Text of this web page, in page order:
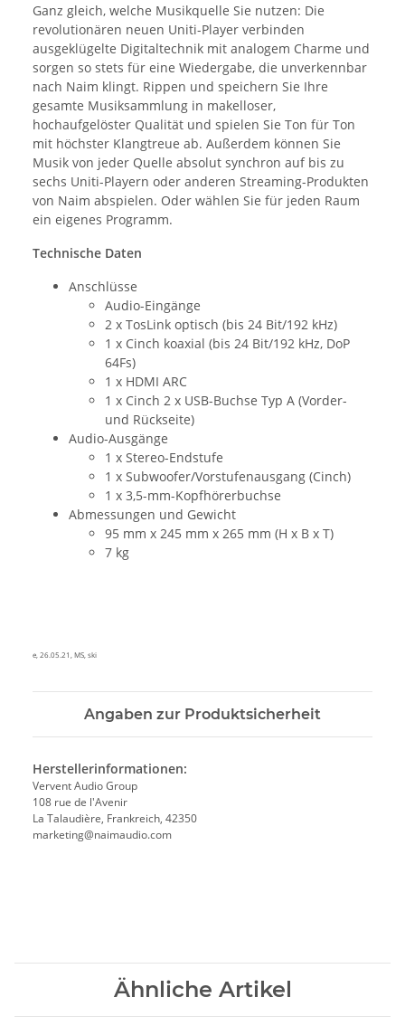
Ganz gleich, welche Musikquelle Sie nutzen: Die
revolutionären neuen Uniti-Player verbinden
ausgeklügelte Digitaltechnik mit analogem Charme und
sorgen so stets für eine Wiedergabe, die unverkennbar
nach Naim klingt. Rippen und speichern Sie Ihre
gesamte Musiksammlung in makelloser,
hochaufgelöster Qualität und spielen Sie Ton für Ton
mit höchster Klangtreue ab. Außerdem können Sie
Musik von jeder Quelle absolut synchron auf bis zu
sechs Uniti-Playern oder anderen Streaming-Produkten
von Naim abspielen. Oder wählen Sie für jeden Raum
ein eigenes Programm.
Technische Daten
Anschlüsse
Audio-Eingänge
2 x TosLink optisch (bis 24 Bit/192 kHz)
1 x Cinch koaxial (bis 24 Bit/192 kHz, DoP
64Fs)
1 x HDMI ARC
1 x Cinch 2 x USB-Buchse Typ A (Vorder-
und Rückseite)
Audio-Ausgänge
1 x Stereo-Endstufe
1 x Subwoofer/Vorstufenausgang (Cinch)
1 x 3,5-mm-Kopfhörerbuchse
Abmessungen und Gewicht
95 mm x 245 mm x 265 mm (H x B x T)
7 kg
e, 26.05.21, MS, ski
Angaben zur Produktsicherheit
Herstellerinformationen:
Vervent Audio Group
108 rue de l'Avenir
La Talaudière, Frankreich, 42350
marketing@naimaudio.com
Ähnliche Artikel